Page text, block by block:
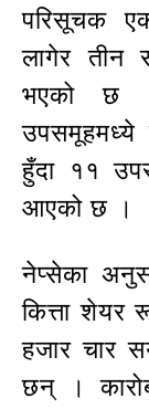
परिसूचक
लागेर तीन
भएको छ
उपसमूहमध्ये
हुँदा ११
आएको छ ।
नेप्सेका
कित्ता
हजार चार
छन् ।